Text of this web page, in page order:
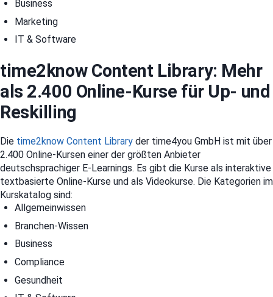
Business
Marketing
IT & Software
time2know Content Library: Mehr
als 2.400 Online-Kurse für Up- und
Reskilling
Die time2know Content Library der time4you GmbH ist mit über
2.400 Online-Kursen einer der größten Anbieter
deutschsprachiger E-Learnings. Es gibt die Kurse als interaktive
textbasierte Online-Kurse und als Videokurse. Die Kategorien im
Kurskatalog sind:
Allgemeinwissen
Branchen-Wissen
Business
Compliance
Gesundheit